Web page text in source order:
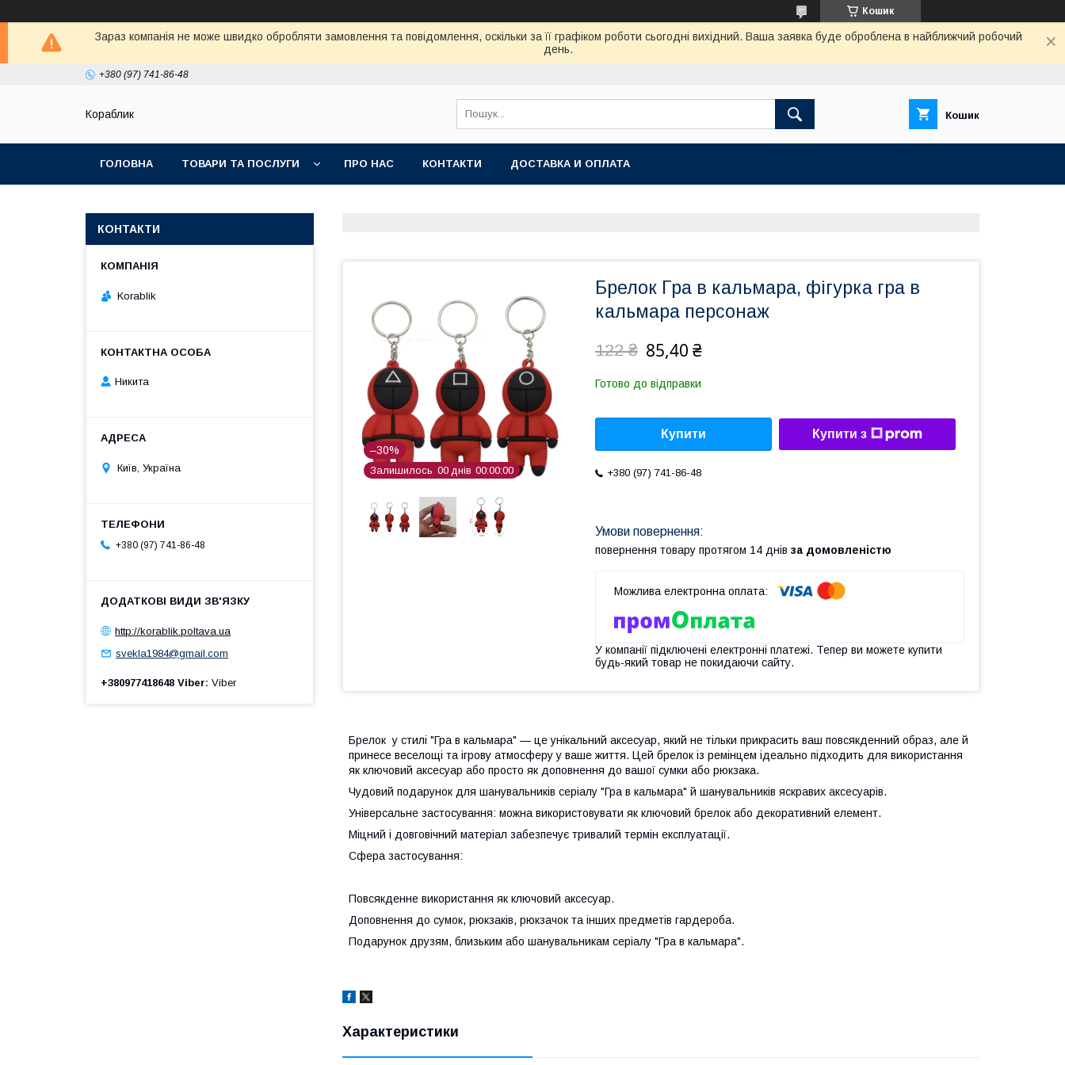
Кошик
Зараз компанія не може швидко обробляти замовлення та повідомлення, оскільки за її графіком роботи сьогодні вихідний. Ваша заявка буде оброблена в найближчий робочий
день.
+380 (97) 741-86-48
Кораблик Кошик
ГОЛОВНА ТОВАРИ ТА ПОСЛУГИ ПРО НАС КОНТАКТИ ДОСТАВКА И ОПЛАТА
–30%
Залишилось 00 днів 00 00 00
Брелок Гра в кальмара, фігурка гра в
кальмара персонаж
122 ₴ 85,40 ₴
Готово до відправки
Купити Купити з
+380 (97) 741-86-48
повернення товару протягом 14 днів за домовленістю
У компанії підключені електронні платежі. Тепер ви можете купити
будь-який товар не покидаючи сайту.
Брелок у стилі "Гра в кальмара" — це унікальний аксесуар, який не тільки прикрасить ваш повсякденний образ, але й
принесе веселощі та ігрову атмосферу у ваше життя. Цей брелок із ремінцем ідеально підходить для використання
як ключовий аксесуар або просто як доповнення до вашої сумки або рюкзака.
Чудовий подарунок для шанувальників серіалу "Гра в кальмара" й шанувальників яскравих аксесуарів.
Універсальне застосування: можна використовувати як ключовий брелок або декоративний елемент.
Міцний і довговічний матеріал забезпечує тривалий термін експлуатації.
Сфера застосування:
Повсякденне використання як ключовий аксесуар.
Доповнення до сумок, рюкзаків, рюкзачок та інших предметів гардероба.
Подарунок друзям, близьким або шанувальникам серіалу "Гра в кальмара".
Характеристики
КОНТАКТИ
Korablik
Никита
Київ, Україна
+380 (97) 741-86-48
http://korablik.poltava.ua
svekla1984@gmail.com
+380977418648 Viber Viber